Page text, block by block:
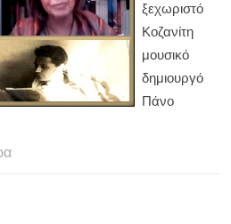
ξεχωριστό
Κοζανίτη
μουσικό
δημιουργό
Πάνο